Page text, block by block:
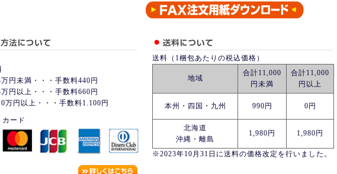
円未満・・・手数料440円
円以上・・・手数料660円
万円以上・・・手数料1.100円
ード
送料（1梱包あたりの税込価格）
地域
合計11,000
円未満
合計11,000
円以上
本州・四国・九州 990円 0円
北海道
沖縄・離島
1,980円 1,980円
※2023年10月31日に送料の価格改定を行いました。